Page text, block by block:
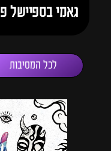
גאמי בספיישל
לכל המסיבות